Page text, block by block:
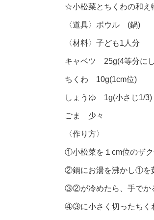
☆小松菜とちくわの和
〈道具〉ボウル (鍋
〈材料〉子ども1人分
キャベツ 25g(4等分に
ちくわ 10g(1cm位)
しょうゆ 1g(小さじ1/3)
ごま 少々
〈作り方〉
①小松菜を１cm位のザク
②鍋にお湯を沸かし①を
③②が冷めたら、手でか
④③に小さく切ったちく